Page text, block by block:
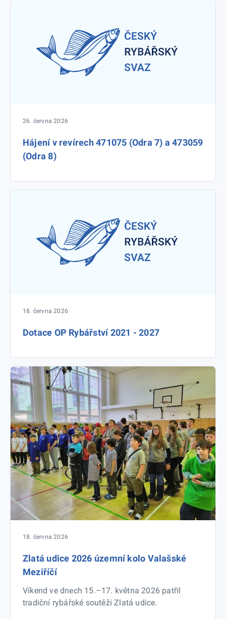
26. června 2026
Hájení v revírech 471075 (Odra 7) a 473059
(Odra 8)
18. června 2026
Dotace OP Rybářství 2021 - 2027
18. června 2026
Zlatá udice 2026 územní kolo Valašské
Meziříčí
Víkend ve dnech 15.–17. května 2026 patřil
tradiční rybářské soutěži Zlatá udice.